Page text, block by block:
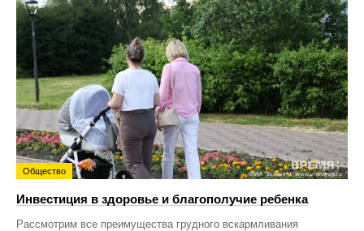
Общество
Инвестиция в здоровье и благополучие ребенка
Рассмотрим все преимущества грудного вскармливания